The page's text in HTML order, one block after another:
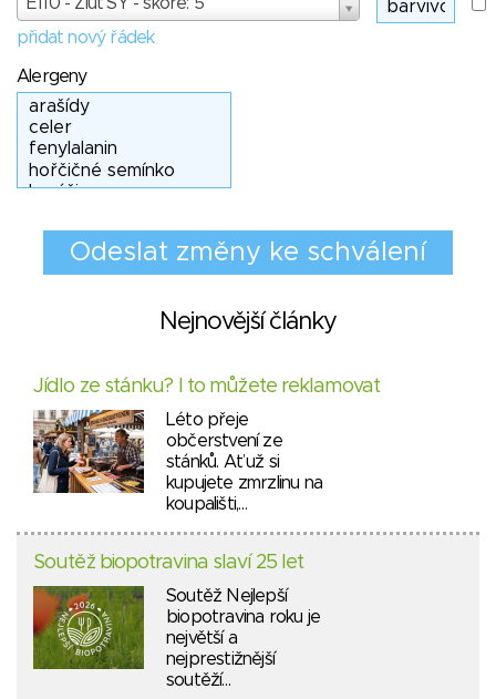
přidat nový řádek
Alergeny
Nejnovější články
Jídlo ze stánku? I to můžete reklamovat
Léto přeje
občerstvení ze
stánků. Ať už si
kupujete zmrzlinu na
koupališti,…
Soutěž biopotravina slaví 25 let
Soutěž Nejlepší
biopotravina roku je
největší a
nejprestižnější
soutěží…